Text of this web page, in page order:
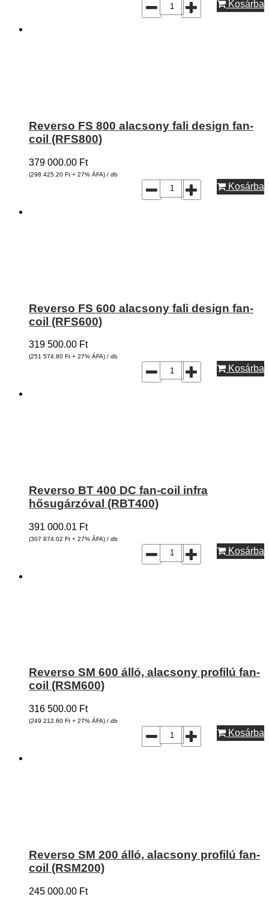
Kosárba
Reverso FS 800 alacsony fali design fan-
coil (RFS800)
379 000.00 Ft
(298 425.20 Ft + 27% ÁFA) / db
Kosárba
Reverso FS 600 alacsony fali design fan-
coil (RFS600)
319 500.00 Ft
(251 574.80 Ft + 27% ÁFA) / db
Kosárba
Reverso BT 400 DC fan-coil infra
hősugárzóval (RBT400)
391 000.01 Ft
(307 874.02 Ft + 27% ÁFA) / db
Kosárba
Reverso SM 600 álló, alacsony profilú fan-
coil (RSM600)
316 500.00 Ft
(249 212.60 Ft + 27% ÁFA) / db
Kosárba
Reverso SM 200 álló, alacsony profilú fan-
coil (RSM200)
245 000.00 Ft